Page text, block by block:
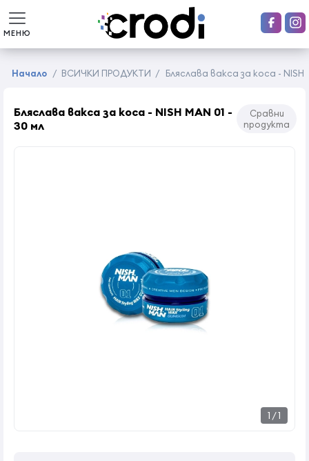
МЕНЮ
Начало / ВСИЧКИ ПРОДУКТИ / Бляслава вакса за коса - NISH
Бляслава вакса за коса - NISH MAN 01 -
30 мл
Сравни
продукта
1 /1